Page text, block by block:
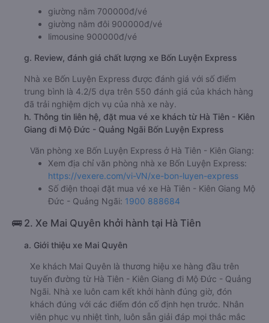
giường nằm 700000đ/vé
giường nằm đôi 900000đ/vé
limousine 900000đ/vé
g. Review, đánh giá chất lượng xe Bốn Luyện Express
Nhà xe Bốn Luyện Express được đánh giá với số điểm
trung bình là 4.2/5 dựa trên 550 đánh giá của khách hàng
đã trải nghiệm dịch vụ của nhà xe này.
h. Thông tin liên hệ, đặt mua vé xe khách từ Hà Tiên - Kiên
Giang đi Mộ Đức - Quảng Ngãi Bốn Luyện Express
Văn phòng xe Bốn Luyện Express ở Hà Tiên - Kiên Giang:
Xem địa chỉ văn phòng nhà xe Bốn Luyện Express:
https://vexere.com/vi-VN/xe-bon-luyen-express
Số điện thoại đặt mua vé xe Hà Tiên - Kiên Giang Mộ
Đức - Quảng Ngãi: 1900 888684
🚌 2. Xe Mai Quyên khởi hành tại Hà Tiên
a. Giới thiệu xe Mai Quyên
Xe khách Mai Quyên là thương hiệu xe hàng đầu trên
tuyến đường từ Hà Tiên - Kiên Giang đi Mộ Đức - Quảng
Ngãi. Nhà xe luôn cam kết khởi hành đúng giờ, đón
khách đúng với các điểm đón cố định hẹn trước. Nhân
viên phục vụ nhiệt tình, luôn sẵn giải đáp mọi thắc mắc